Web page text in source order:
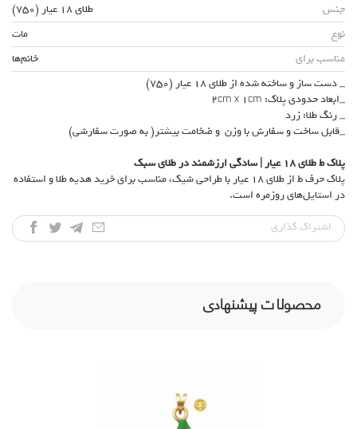
جنس
طلای 18 عیار (750)
نوع
مات
مناسب برای
خانم‌ها
_ دست ساز و ساخته شده از طلای 18 عیار (750)
_ابعاد حدودی پلاک: 2cm x 1cm
_ رنگ طلا: زرد
_قابل ساخت و سفارش با وزن و ضخامت بیشتر( به صورت سفارشی)
پلاک ط طلای۱۸ عیار | سادگی ارزشمند در طلای سبک
پلاک حرف ط از طلای ۱۸ عیار با طراحی شیک، مناسب برای خرید هدیه طلا و استفاده
در استایل‌های روزمره است.
اشتراک‌ گذاری
محصولات پیشنهادی